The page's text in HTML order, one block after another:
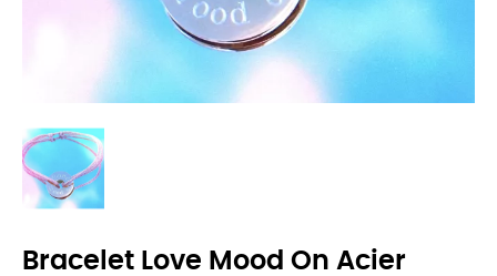
Bracelet Love Mood On Acier